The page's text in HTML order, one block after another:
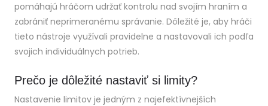
pomáhajú hráčom udržať kontrolu nad svojím hraním a
zabrániť neprimeranému správanie. Dôležité je, aby hráči
tieto nástroje využívali pravidelne a nastavovali ich podľa
svojich individuálnych potrieb.
Prečo je dôležité nastaviť si limity?
Nastavenie limitov je jedným z najefektívnejších